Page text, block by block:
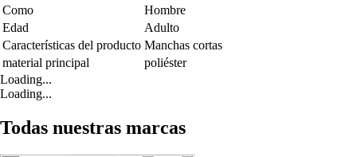
Como
Hombre
Edad
Adulto
Características del producto Manchas cortas
material principal
poliéster
Loading...
Loading...
Todas nuestras marcas